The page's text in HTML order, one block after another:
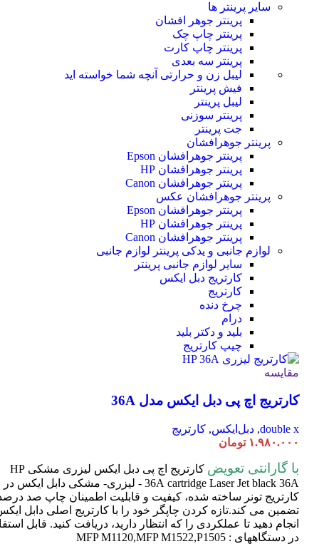
سایر پرینتر ها
پرینتر جوهر افشان
پرینتر چاپ چک
پرینتر چاپ کارت
پرینتر سه بعدی
لیبل زن و حرارتی آنچه شما خواسته اید
فیش پرینتر
لیبل پرینتر
پرینتر سوزنی
جت پرینتر
پرینتر جوهرافشان
پرینتر جوهرافشان Epson
پرینتر جوهرافشان HP
پرینتر جوهرافشان Canon
پرینتر جوهرافشان عکس
پرینتر جوهرافشان Epson
پرینتر جوهرافشان HP
پرینتر جوهرافشان Canon
لوازم جانبی و یدکی پرینتر لوازم جانبی
سایر لوازم جانبی پرینتر
کارتریج دبل ایکس
کارتریج
چرخ دنده
درام
بلید و دکتر بلید
چیپ کارتریج
مقایسه
کارتریج اچ پی دبل ایکس مدل 36A
double x
, دبل‌ایکس, کارتریج
۱.۹۸۰.۰۰۰ تومان
با گارانتی تعویض
کارتریج اچ پی دبل ایکس لیزری مشکی HP
36A cartridge Laser
Jet black 36A - لیزری- مشکی دابل ایکس در
کارتریج تونر ساخته شده، کیفیت و قابلیت اطمینان چاپ صد
تضمین می کند.تازه کردن چاپگر خود را با کارتریج اصلی دابل
انجام دهید تا عملکردی را که انتظار دارید، دریافت کنید. قابل
در دستگاههای : MFP M1120,MFP M1522,P1505